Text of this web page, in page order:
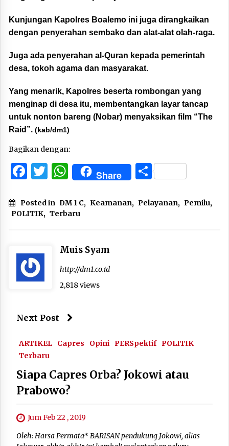
Kunjungan Kapolres Boalemo ini juga dirangkaikan
dengan penyerahan sembako dan alat-alat olah-raga.
Juga ada penyerahan al-Quran kepada pemerintah
desa, tokoh agama dan masyarakat.
Yang menarik, Kapolres beserta rombongan yang
menginap di desa itu, membentangkan layar tancap
untuk nonton bareng (Nobar) menyaksikan film “The
Raid”. (kab/dm1)
Bagikan dengan:
Facebook
Twitter
WhatsApp
Share Share
Posted in DM 1 C, Keamanan, Pelayanan, Pemilu,
POLITIK, Terbaru
Muis Syam
http://dm1.co.id
2,818 views
Next Post
ARTIKEL Capres Opini PERSpektif POLITIK
Terbaru
Siapa Capres Orba? Jokowi atau
Prabowo?
Jum Feb 22 , 2019
Oleh: Harsa Permata* BARISAN pendukung Jokowi, alias